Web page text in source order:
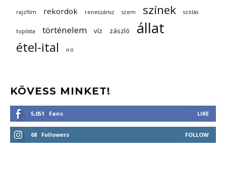
rajzfilm rekordok reneszánsz szem színek szólás
toplista történelem víz zászló állat
étel-ital író
KÖVESS MINKET!
5,051 Fans LIKE
68 Followers FOLLOW